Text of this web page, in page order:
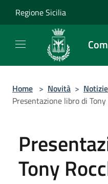
Regione Sicilia
Home > Novità > Notizie
Presentazione libro di
Tony